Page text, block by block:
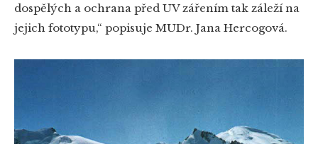
dospělých a ochrana před UV zářením tak záleží na
jejich fototypu,“ popisuje MUDr. Jana Hercogová.